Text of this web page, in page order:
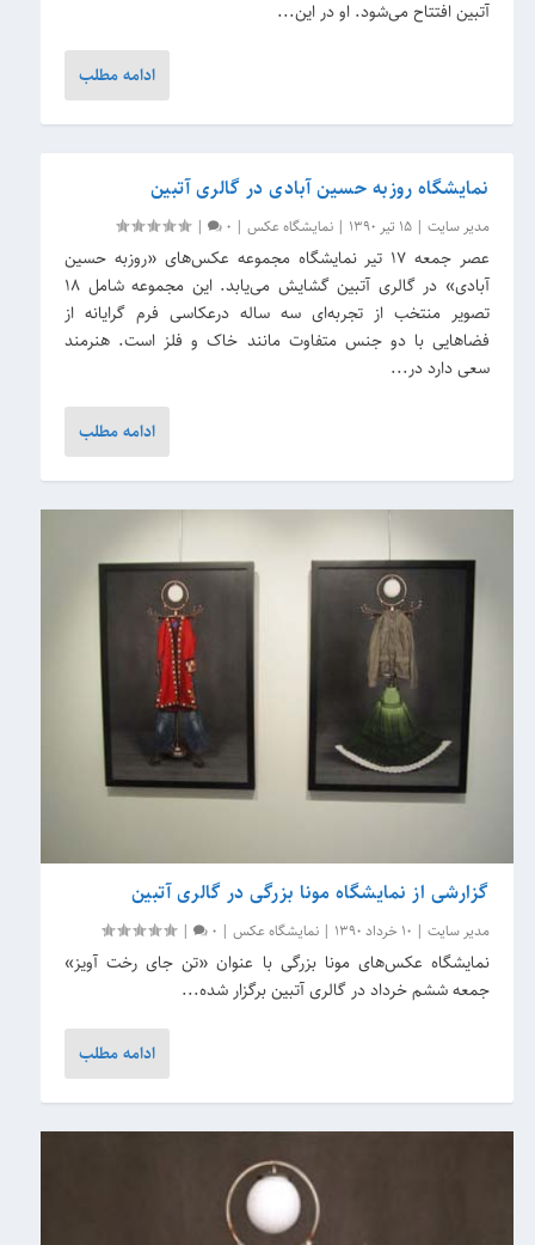
آتبین افتتاح می‌شود. او در این...
ادامه مطلب
نمایشگاه روزبه حسین آبادی در گالری آتبین
مدیر سایت |15 تیر 1390 |نمایشگاه عکس |
0
|
عصر جمعه ۱۷ تیر نمایشگاه مجموعه عکس‌های «روزبه حسین
آبادی» در گالری آتبین گشایش می‌یابد. این مجموعه شامل ۱۸
تصویر منتخب از تجربه‌ای سه ساله درعکاسی فرم گرایانه از
فضاهایی با دو جنس متفاوت مانند خاک و فلز است. هنرمند
سعی دارد در...
ادامه مطلب
گزارشی از نمایشگاه مونا بزرگی در گالری آتبین
مدیر سایت | 10 خرداد 1390 |نمایشگاه عکس |
0
|
نمایشگاه عکس‌های مونا بزرگی با عنوان «تن جای رخت آویز»
جمعه ششم خرداد در گالری آتبین برگزار شده...
ادامه مطلب